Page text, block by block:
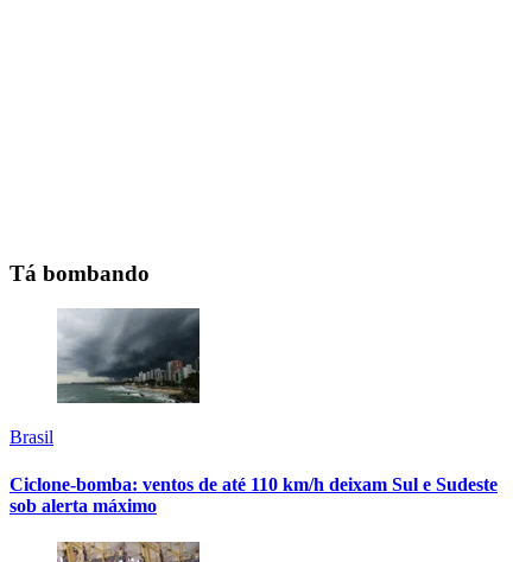
Tá bombando
Brasil
Ciclone-bomba: ventos de até 110 km/h deixam Sul e Sudeste
sob alerta máximo